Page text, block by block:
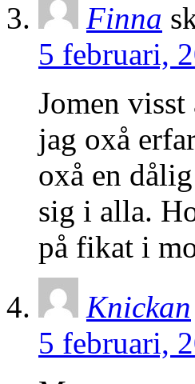
Finna
5 februari,
Jomen
jag oxå
oxå en
sig i alla.
på fikat i
Knickan
5 februari,